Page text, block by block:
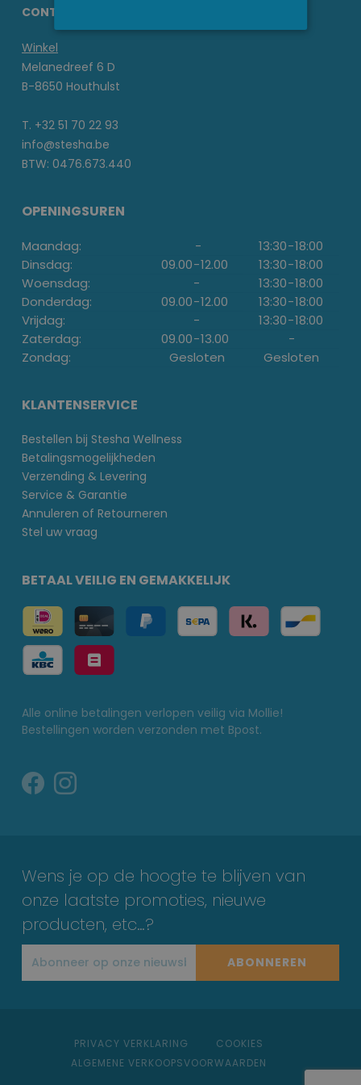
CONTACTGEGEVENS STESHA
Winkel
Melanedreef 6 D
B-8650 Houthulst
T. +32 51 70 22 93
info@stesha.be
BTW: 0476.673.440
OPENINGSUREN
Maandag: - 13:30-18:00
Dinsdag:
09.00-12.00 13:30-18:00
Woensdag:
- 13:30-18:00
Donderdag:
09.00-12.00 13:30-18:00
Vrijdag:
- 13:30-18:00
Zaterdag:
09.00-13.00
-
Zondag:
Gesloten Gesloten
KLANTENSERVICE
Bestellen bij Stesha Wellness
Betalingsmogelijkheden
Verzending & Levering
Service & Garantie
Annuleren of Retourneren
Stel uw vraag
BETAAL VEILIG EN GEMAKKELIJK
Alle online betalingen verlopen veilig via Mollie!
Bestellingen worden verzonden met Bpost.
Wens je op de hoogte te blijven van
onze laatste promoties, nieuwe
producten, etc…?
ABONNEREN
PRIVACY VERKLARING
COOKIES
ALGEMENE VERKOOPSVOORWAARDEN